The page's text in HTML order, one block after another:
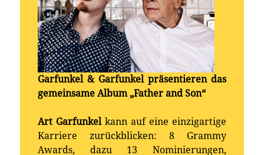
Garfunkel & Garfunkel präsentieren das
gemeinsame Album „Father and Son“
Art Garfunkelkann auf eine einzigartige
Karriere zurückblicken: 8 Grammy
Awards, dazu 13 Nominierungen,